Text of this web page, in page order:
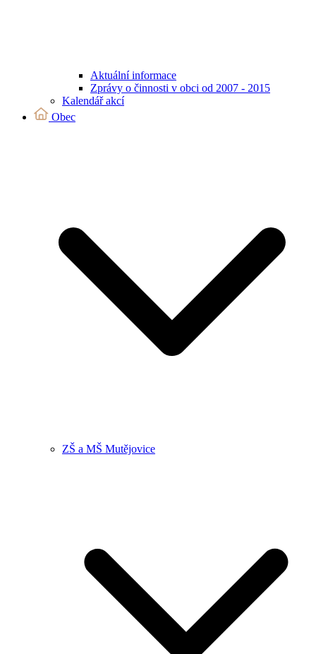
Aktuální informace
Zprávy o činnosti v obci od 2007 - 2015
Kalendář akcí
Obec
ZŠ a MŠ Mutějovice